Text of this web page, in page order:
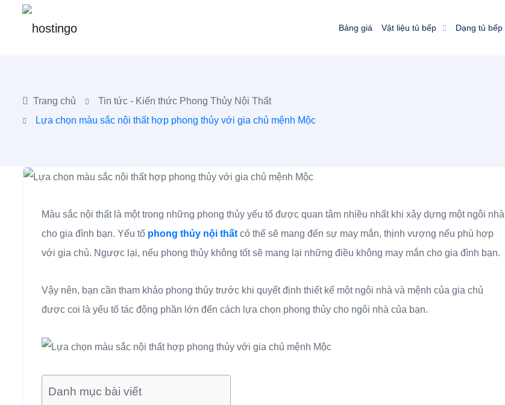
Bảng giá Vật liệu tủ bếp Dạng tủ bếp
Trang chủ Tin tức - Kiến thức Phong Thủy Nội Thất
Lựa chọn màu sắc nội thất hợp phong thủy với gia chủ mệnh Mộc
Màu sắc nội thất là một trong những phong thủy yếu tố được quan tâm nhiều nhất khi xây dựng một ngôi nhà
cho gia đình bạn. Yếu tố phong thủy nội thấtcó thể sẽ mang đến sự may mắn, thịnh vượng nếu phù hợp
với gia chủ. Ngược lại, nếu phong thủy không tốt sẽ mang lại những điều không may mắn cho gia đình bạn.
Vậy nên, bạn cần tham khảo phong thủy trước khi quyết định thiết kế một ngôi nhà và mệnh của gia chủ
được coi là yếu tố tác động phần lớn đến cách lựa chọn phong thủy cho ngôi nhà của bạn.
Danh mục bài viết